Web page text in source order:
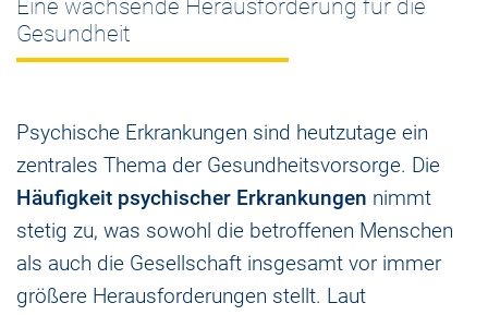
Eine wachsende Herausforderung für die
Gesundheit
Psychische Erkrankungen sind heutzutage ein
zentrales Thema der Gesundheitsvorsorge. Die
Häufigkeit psychischer Erkrankungen nimmt
stetig zu, was sowohl die betroffenen Menschen
als auch die Gesellschaft insgesamt vor immer
größere Herausforderungen stellt. Laut